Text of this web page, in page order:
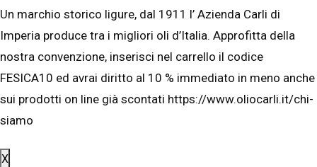
Un marchio storico ligure, dal 1911 l’ Azienda Carli di
Imperia produce tra i migliori oli d’Italia. Approfitta della
nostra convenzione, inserisci nel carrello il codice
FESICA10 ed avrai diritto al 10 % immediato in meno anche
sui prodotti on line già scontati https://www.oliocarli.it/chi-
siamo
X